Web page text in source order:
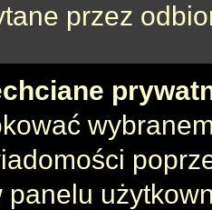
przez
panelu